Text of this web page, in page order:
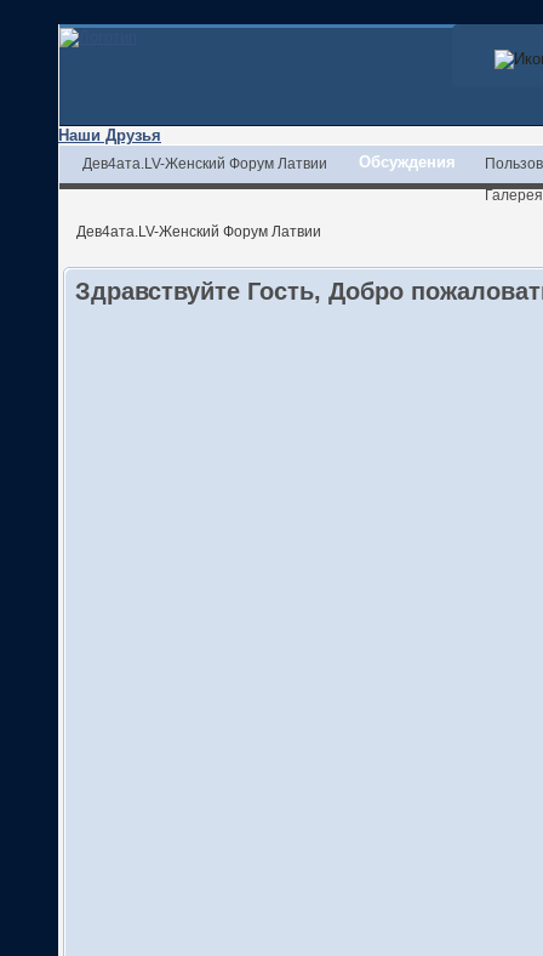
Наши Друзья
Дев4ата.LV-Женский Форум Латвии Обсуждения
Галерея
Дев4ата.LV-Женский Форум Латвии
Здравствуйте Гость, Добро